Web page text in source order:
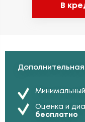
В
Оценка и
бесплатно